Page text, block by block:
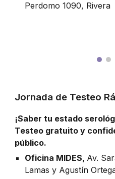
Perdomo 1090, Rivera
Jornada de Testeo
¡Saber tu estado
Testeo gratuito y
público.
Oficina MIDES, Av.
Lamas y Agustín